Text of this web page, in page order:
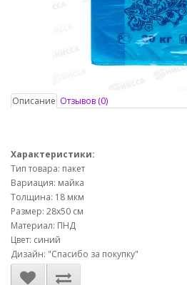
Описание Отзывов (0)
Характеристики:
Тип товара: пакет
Вариация: майка
Толщина: 18 мкм
Размер: 28х50 см
Материал: ПНД
Цвет: синий
Дизайн: "Спасибо за покупку"